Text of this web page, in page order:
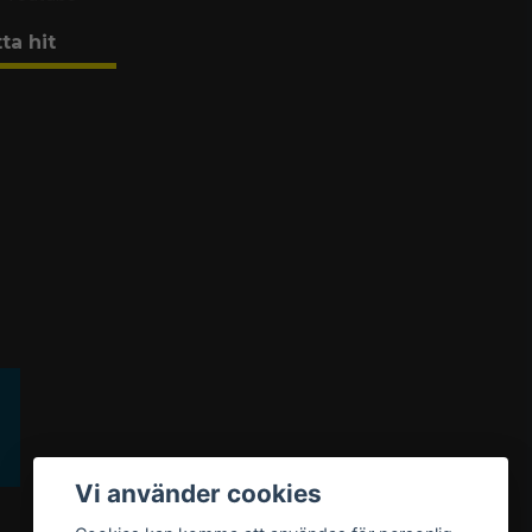
hit
Vi använder cookies